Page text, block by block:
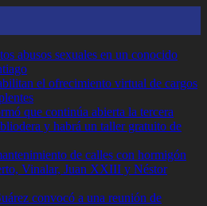
abusos sexuales en un conocido
el ofrecimiento virtual de cargos
que continúa abierta la tercera
y habrá un taller gratuito de
de calles con hormigón
Vinalar, Juan XXIII y Néstor
convocó a una reunión de